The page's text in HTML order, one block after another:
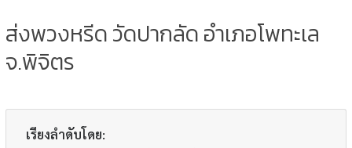
ส่งพวงหรีด วัดปากลัด อำเภอโพทะเล
จ.พิจิตร
เรียงลำดับโดย: